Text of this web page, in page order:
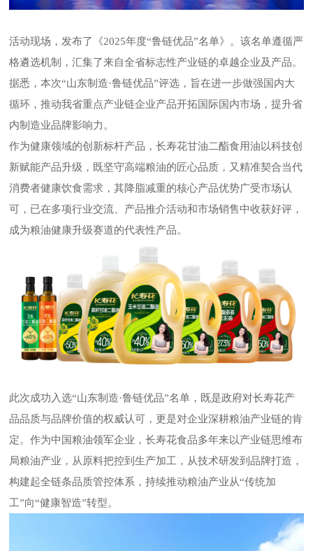
活动现场，发布了《2025年度“鲁链优品”名单》。该名单遵循严
格遴选机制，汇集了来自全省标志性产业链的卓越企业及产品。
据悉，本次“山东制造·鲁链优品”评选，旨在进一步做强国内大
循环，推动我省重点产业链企业产品开拓国际国内市场，提升省
内制造业品牌影响力。
作为健康领域的创新标杆产品，长寿花甘油二酯食用油以科技创
新赋能产品升级，既坚守高端粮油的匠心品质，又精准契合当代
消费者健康饮食需求，其降脂减重的核心产品优势广受市场认
可，已在多项行业交流、产品推介活动和市场销售中收获好评，
成为粮油健康升级赛道的代表性产品。
此次成功入选“山东制造·鲁链优品”名单，既是政府对长寿花产
品品质与品牌价值的权威认可，更是对企业深耕粮油产业链的肯
定。作为中国粮油领军企业，长寿花食品多年来以产业链思维布
局粮油产业，从原料把控到生产加工，从技术研发到品牌打造，
构建起全链条品质管控体系，持续推动粮油产业从“传统加
工”向“健康智造”转型。